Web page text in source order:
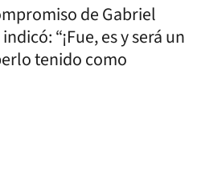
de Gabriel
“¡Fue, es y será un
tenido como